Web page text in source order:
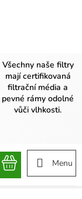
Všechny naše filtry
mají certifikovaná
filtrační média a
pevné rámy odolné
vůči vlhkosti.
NÁKUPNÍ